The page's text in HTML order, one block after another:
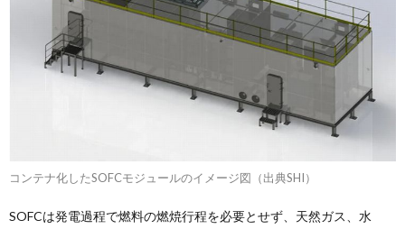
コンテナ化したSOFCモジュールのイメージ図（出典SHI）
SOFCは発電過程で燃料の燃焼行程を必要とせず、天然ガス、水